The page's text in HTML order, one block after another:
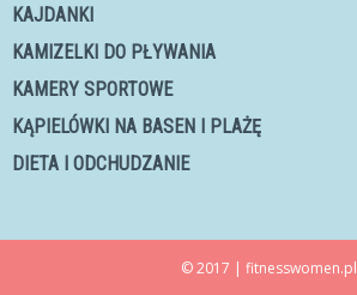
KAJDANKI
KAMIZELKI DO PŁYWANIA
KAMERY SPORTOWE
KĄPIELÓWKI NA BASEN I PLAŻĘ
DIETA I ODCHUDZANIE
© 2017 | fitnesswomen.pl